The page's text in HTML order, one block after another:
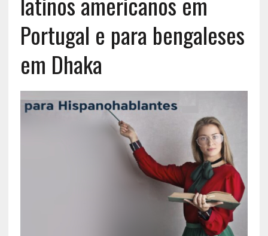
Portugal e para bengaleses
em Dhaka